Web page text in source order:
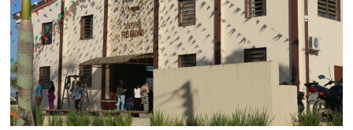
Estância
Turística
Guaratinguetá